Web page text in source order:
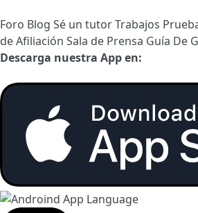
Foro Blog Sé un tutorTrabajos
de Afiliación Sala de Prensa Guía De
Descarga nuestra App en: